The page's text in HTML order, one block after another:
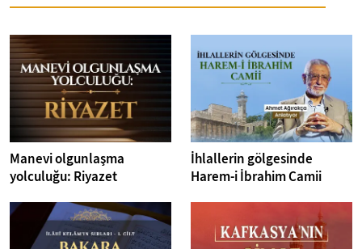
Manevi olgunlaşma
yolculuğu: Riyazet
İhlallerin gölgesinde
Harem-i İbrahim Camii